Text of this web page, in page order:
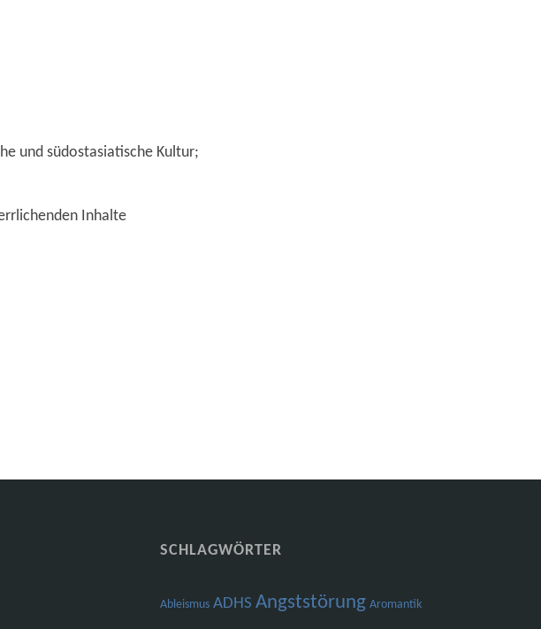
und südostasiatische Kultur;
Inhalte
SCHLAGWÖRTER
Ableismus ADHS Angststörung Aromantik